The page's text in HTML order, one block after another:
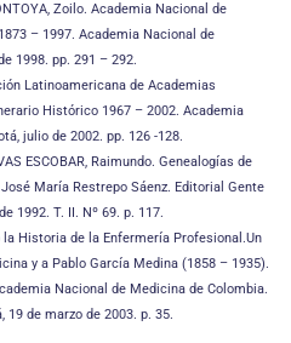
Zoilo. Academia Nacional de
– 1997. Academia Nacional de
1998. pp. 291 – 292.
Latinoamericana de Academias
Histórico 1967 – 2002. Academia
julio de 2002. pp. 126 -128.
ESCOBAR, Raimundo. Genealogías de
María Restrepo Sáenz. Editorial Gente
1992. T. II. Nº 69. p. 117.
la Historia de la Enfermería Profesional.Un
y a Pablo García Medina (1858 – 1935).
Nacional de Medicina de Colombia.
de marzo de 2003. p. 35.